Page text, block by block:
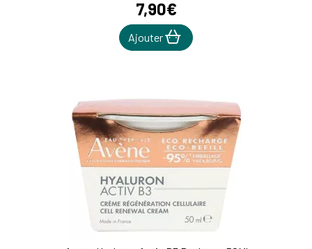
7,90€
Ajouter